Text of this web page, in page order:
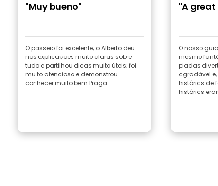
"Muy bueno"
O passeio foi excelente; o Alberto deu-
nos explicações muito claras sobre
tudo e partilhou dicas muito úteis; foi
muito atencioso e demonstrou
conhecer muito bem Praga
"A
O nosso
mesmo
piadas
agradável
histórias de
histórias